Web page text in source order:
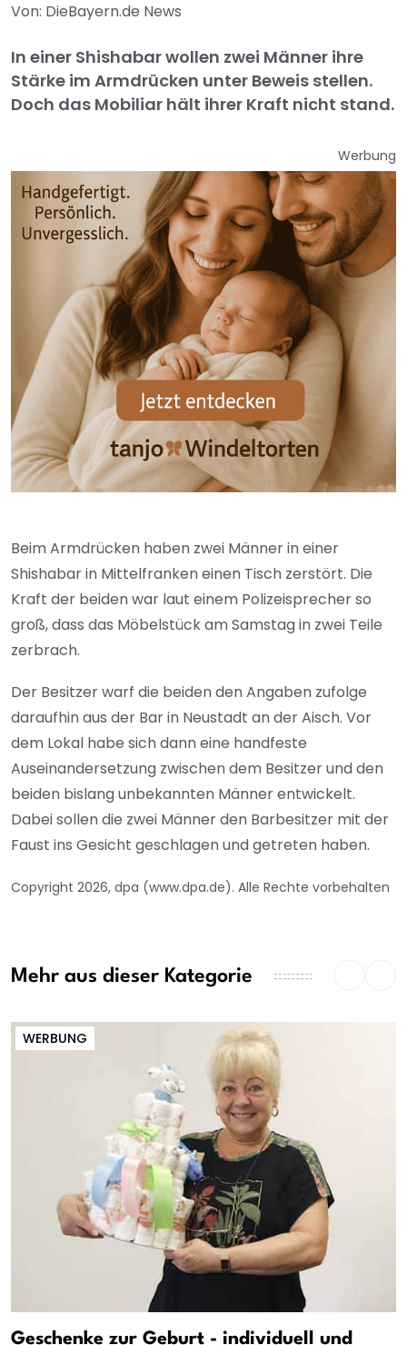
Von: DieBayern.de News
In einer Shishabar wollen zwei Männer ihre
Stärke im Armdrücken unter Beweis stellen.
Doch das Mobiliar hält ihrer Kraft nicht stand.
Werbung
Beim Armdrücken haben zwei Männer in einer
Shishabar in Mittelfranken einen Tisch zerstört. Die
Kraft der beiden war laut einem Polizeisprecher so
groß, dass das Möbelstück am Samstag in zwei Teile
zerbrach.
Der Besitzer warf die beiden den Angaben zufolge
daraufhin aus der Bar in Neustadt an der Aisch. Vor
dem Lokal habe sich dann eine handfeste
Auseinandersetzung zwischen dem Besitzer und den
beiden bislang unbekannten Männer entwickelt.
Dabei sollen die zwei Männer den Barbesitzer mit der
Faust ins Gesicht geschlagen und getreten haben.
Copyright 2026, dpa (www.dpa.de). Alle Rechte vorbehalten
Mehr aus dieser Kategorie
WERBUNG
Geschenke zur Geburt - individuell und